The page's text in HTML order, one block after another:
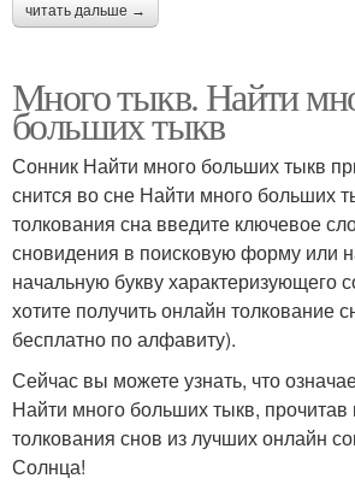
читать дальше →
Много тыкв. Найти
больших тыкв
Сонник Найти много больших тыкв
снится во сне Найти много больших
толкования сна введите ключевое
сновидения в поисковую форму или
начальную букву характеризующего
хотите получить онлайн толкование
бесплатно по алфавиту).
Сейчас вы можете узнать, что
Найти много больших тыкв,
толкования снов из лучших онлайн
Солнца!